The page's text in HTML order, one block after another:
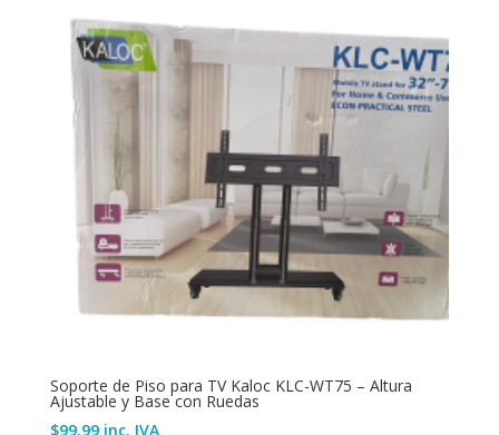
Soporte de Piso para TV Kaloc KLC-WT75 – Altura
Ajustable y Base con Ruedas
$99.99 inc. IVA